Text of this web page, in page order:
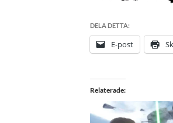
DELA DETTA:
E-post
Relaterade